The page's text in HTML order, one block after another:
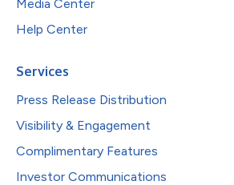
Media Center
Help Center
Services
Press Release Distribution
Visibility & Engagement
Complimentary Features
Investor Communications